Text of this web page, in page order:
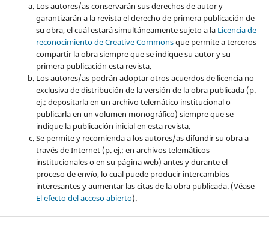
Los autores/as conservarán sus derechos de autor y
garantizarán a la revista el derecho de primera publicación de
su obra, el cuál estará simultáneamente sujeto a la Licencia de
reconocimiento de Creative Commonsque permite a terceros
compartir la obra siempre que se indique su autor y su
primera publicación esta revista.
Los autores/as podrán adoptar otros acuerdos de licencia no
exclusiva de distribución de la versión de la obra publicada (p.
ej.: depositarla en un archivo telemático institucional o
publicarla en un volumen monográfico) siempre que se
indique la publicación inicial en esta revista.
Se permite y recomienda a los autores/as difundir su obra a
través de Internet (p. ej.: en archivos telemáticos
institucionales o en su página web) antes y durante el
proceso de envío, lo cual puede producir intercambios
interesantes y aumentar las citas de la obra publicada. (Véase
El efecto del acceso abierto).